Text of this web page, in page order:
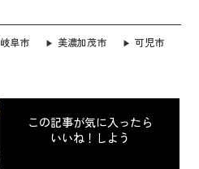
岐阜市 美濃加茂市
可児市
この記事が気に入ったら
いいね！しよう